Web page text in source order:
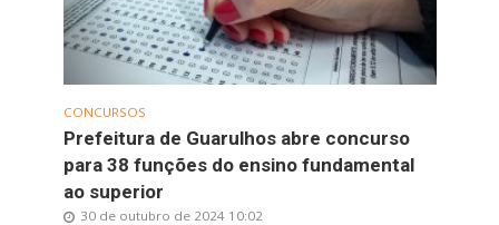
CONCURSOS
Prefeitura de Guarulhos abre concurso
para 38 funções do ensino fundamental
ao superior
30 de outubro de 2024 10:02